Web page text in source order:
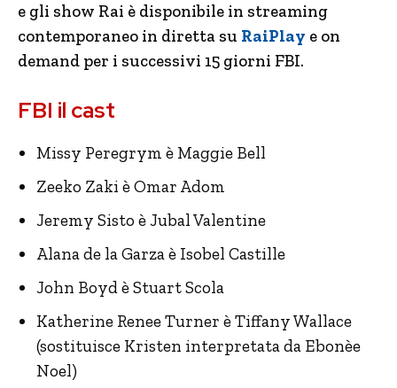
e gli show Rai è disponibile in streaming
contemporaneo in diretta su RaiPlay e on
demand per i successivi 15 giorni FBI.
FBI il cast
Missy Peregrym è Maggie Bell
Zeeko Zaki è Omar Adom
Jeremy Sisto è Jubal Valentine
Alana de la Garza è Isobel Castille
John Boyd è Stuart Scola
Katherine Renee Turner è Tiffany Wallace
(sostituisce Kristen interpretata da Ebonèe
Noel)